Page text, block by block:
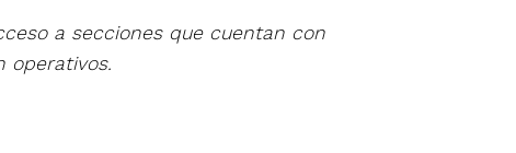
a secciones que cuentan con
operativos.